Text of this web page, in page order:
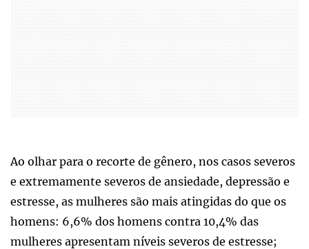
Ao olhar para o recorte de gênero, nos casos severos
e extremamente severos de ansiedade, depressão e
estresse, as mulheres são mais atingidas do que os
homens: 6,6% dos homens contra 10,4% das
mulheres apresentam níveis severos de estresse;